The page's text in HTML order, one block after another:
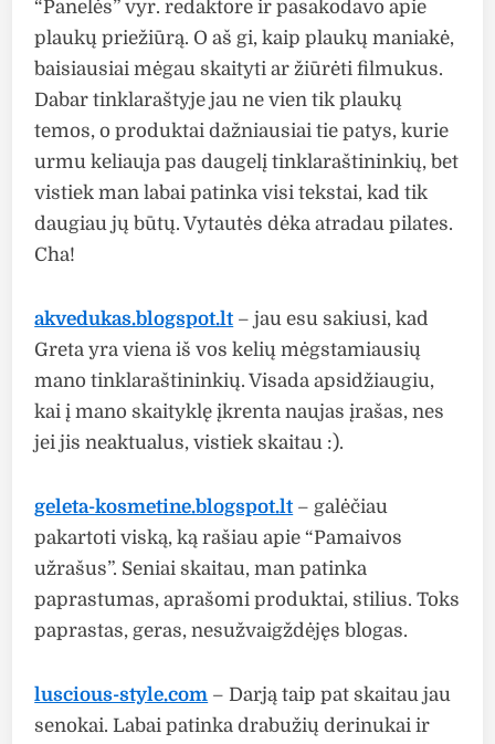
“Panelės” vyr. redaktore ir pasakodavo apie
plaukų priežiūrą. O aš gi, kaip plaukų maniakė,
baisiausiai mėgau skaityti ar žiūrėti filmukus.
Dabar tinklaraštyje jau ne vien tik plaukų
temos, o produktai dažniausiai tie patys, kurie
urmu keliauja pas daugelį tinklaraštininkių, bet
vistiek man labai patinka visi tekstai, kad tik
daugiau jų būtų. Vytautės dėka atradau pilates.
Cha!
akvedukas.blogspot.lt – jau esu sakiusi, kad
Greta yra viena iš vos kelių mėgstamiausių
mano tinklaraštininkių. Visada apsidžiaugiu,
kai į mano skaityklę įkrenta naujas įrašas, nes
jei jis neaktualus, vistiek skaitau :).
geleta-kosmetine.blogspot.lt – galėčiau
pakartoti viską, ką rašiau apie “Pamaivos
užrašus”. Seniai skaitau, man patinka
paprastumas, aprašomi produktai, stilius. Toks
paprastas, geras, nesužvaigždėjęs blogas.
luscious-style.com – Darją taip pat skaitau jau
senokai. Labai patinka drabužių derinukai ir